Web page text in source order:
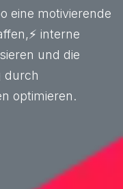
eine motivierende
interne
und die
durch
optimieren.